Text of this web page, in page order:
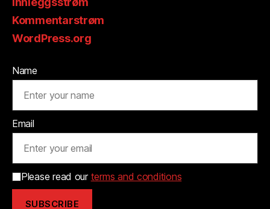
Kommentarstrøm
WordPress.org
Name
Email
Please read our terms and conditions